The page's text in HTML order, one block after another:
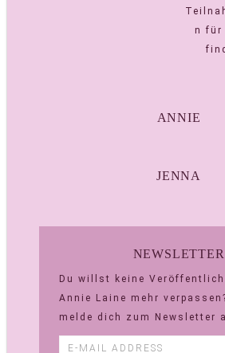
n für
ANNIE
JENNA
NEWSLETTER
Du willst keine
Annie Laine mehr
melde dich zum Newsletter